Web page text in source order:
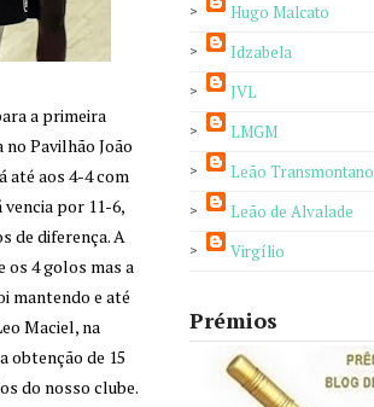
a primeira
Pavilhão João
até aos 4-4 com
vencia por 11-6,
de diferença. A
os 4 golos mas a
mantendo e até
Maciel, na
obtenção de 15
do nosso clube.
Hugo Malcato
Idzabela
JVL
LMGM
Leão Transmontano
Leão de Alvalade
Virgílio
Prémios